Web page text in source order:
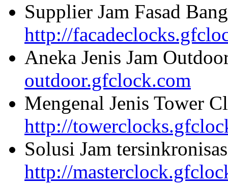
Supplier Jam Fasad
http://
Aneka Jenis Jam
outdoor.gfclock.com
Mengenal Jenis Tower
http://
Solusi Jam
http://